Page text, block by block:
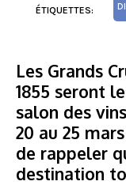
ÉTIQUETTES:
Les Grands
1855 seront
salon des
20 au 25
de rappeler
destination